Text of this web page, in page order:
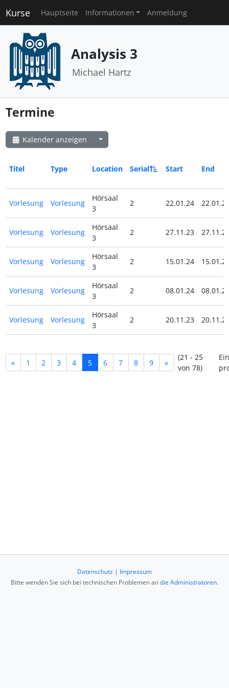
Kurse Hauptseite Informationen Anmeldung
Analysis 3
Michael Hartz
Termine
Kalender anzeigen
Titel Type Location Serial Start End
Vorlesung Vorlesung
Hörsaal
3
2 22.01.24
Vorlesung Vorlesung
Hörsaal
3
2 27.11.23
Vorlesung Vorlesung
Hörsaal
3
2 15.01.24
Vorlesung Vorlesung
Hörsaal
3
2 08.01.24
Vorlesung Vorlesung
Hörsaal
3
2 20.11.23
« 1 2 3 4 5 6 7 8 9 »
(21 - 25
von 78)
Datenschutz | Impressum
Bitte wenden Sie sich bei technischen Problemen andie Administratoren.